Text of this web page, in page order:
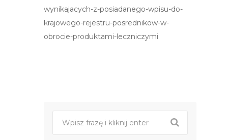
wynikajacych-z-posiadanego-wpisu-do-
krajowego-rejestru-posrednikow-w-
obrocie-produktami-leczniczymi